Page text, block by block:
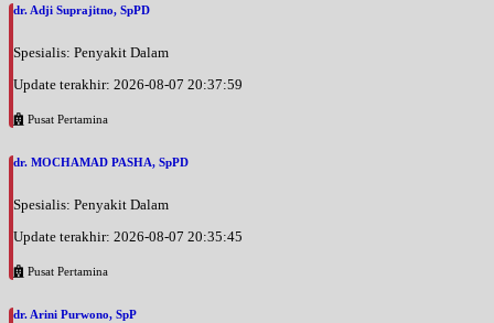
dr. Adji Suprajitno, SpPD
Spesialis: Penyakit Dalam
Update terakhir: 2026-08-07 20:37:59
Pusat Pertamina
dr. MOCHAMAD PASHA, SpPD
Spesialis: Penyakit Dalam
Update terakhir: 2026-08-07 20:35:45
Pusat Pertamina
dr. Arini Purwono, SpP